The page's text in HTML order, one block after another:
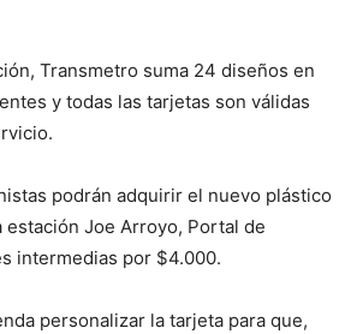
Transmetro suma 24 diseños en
y todas las tarjetas son válidas
podrán adquirir el nuevo plástico
estación Joe Arroyo, Portal de
intermedias por $4.000.
personalizar la tarjeta para que,